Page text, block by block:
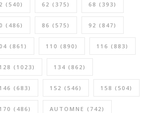
(540) 62 (375) 68 (393)
(486) 86 (575) 92 (847)
(861) 110 (890) 116 (883)
128 (1023) 134 (862)
146 (683) 152 (546) 158 (504)
170 (486) AUTOMNE (742)